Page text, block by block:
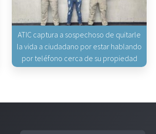
ATIC captura a sospechoso de quitarle
la vida a ciudadano por estar hablando
por teléfono cerca de su propiedad